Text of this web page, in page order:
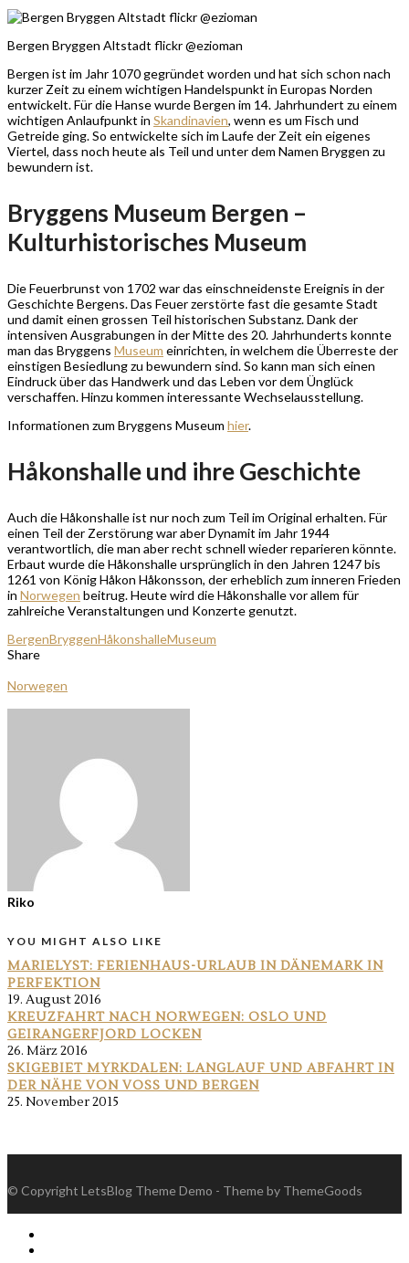
Bergen Bryggen Altstadt flickr @ezioman
Bergen ist im Jahr 1070 gegründet worden und hat sich schon nach
kurzer Zeit zu einem wichtigen Handelspunkt in Europas Norden
entwickelt. Für die Hanse wurde Bergen im 14. Jahrhundert zu einem
wichtigen Anlaufpunkt in Skandinavien, wenn es um Fisch und
Getreide ging. So entwickelte sich im Laufe der Zeit ein eigenes
Viertel, dass noch heute als Teil und unter dem Namen Bryggen zu
bewundern ist.
Bryggens Museum Bergen –
Kulturhistorisches Museum
Die Feuerbrunst von 1702 war das einschneidenste Ereignis in der
Geschichte Bergens. Das Feuer zerstörte fast die gesamte Stadt
und damit einen grossen Teil historischen Substanz. Dank der
intensiven Ausgrabungen in der Mitte des 20. Jahrhunderts konnte
man das Bryggens Museum einrichten, in welchem die Überreste der
einstigen Besiedlung zu bewundern sind. So kann man sich einen
Eindruck über das Handwerk und das Leben vor dem Ünglück
verschaffen. Hinzu kommen interessante Wechselausstellung.
Informationen zum Bryggens Museum hier.
Håkonshalle und ihre Geschichte
Auch die Håkonshalle ist nur noch zum Teil im Original erhalten. Für
einen Teil der Zerstörung war aber Dynamit im Jahr 1944
verantwortlich, die man aber recht schnell wieder reparieren könnte.
Erbaut wurde die Håkonshalle ursprünglich in den Jahren 1247 bis
1261 von König Håkon Håkonsson, der erheblich zum inneren Frieden
in Norwegen beitrug. Heute wird die Håkonshalle vor allem für
zahlreiche Veranstaltungen und Konzerte genutzt.
BergenBryggenHåkonshalleMuseum
Share
Norwegen
Riko
YOU MIGHT ALSO LIKE
MARIELYST: FERIENHAUS-URLAUB IN DÄNEMARK IN
PERFEKTION
19. August 2016
KREUZFAHRT NACH NORWEGEN: OSLO UND
GEIRANGERFJORD LOCKEN
26. März 2016
SKIGEBIET MYRKDALEN: LANGLAUF UND ABFAHRT IN
DER NÄHE VON VOSS UND BERGEN
25. November 2015
© Copyright LetsBlog Theme Demo - Theme by ThemeGoods